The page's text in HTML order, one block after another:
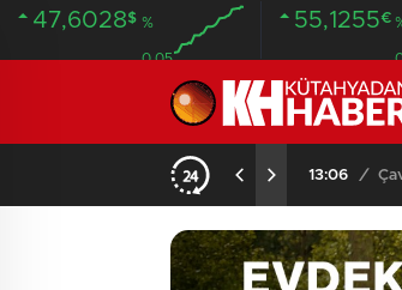
47,6028$ %
0.05
55,1255€
13:06 /